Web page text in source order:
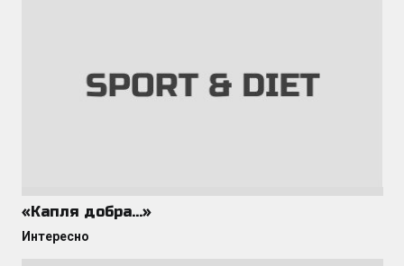
«Капля добра…»
Интересно